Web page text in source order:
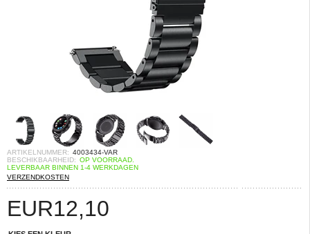
ARTIKELNUMMER: 4003434-VAR
BESCHIKBAARHEID: OP VOORRAAD.
LEVERBAAR BINNEN 1-4 WERKDAGEN
VERZENDKOSTEN
EUR12,10